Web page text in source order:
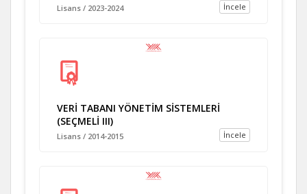
İncele
Lisans / 2023-2024
VERİ TABANI YÖNETİM SİSTEMLERİ
(SEÇMELİ III)
İncele
Lisans / 2014-2015